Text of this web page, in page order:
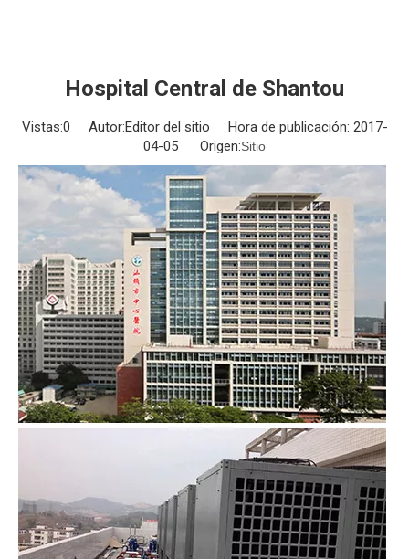
Hospital Central de Shantou
Vistas:0 Autor:Editor del sitio Hora de publicación: 2017-
04-05 Origen:Sitio